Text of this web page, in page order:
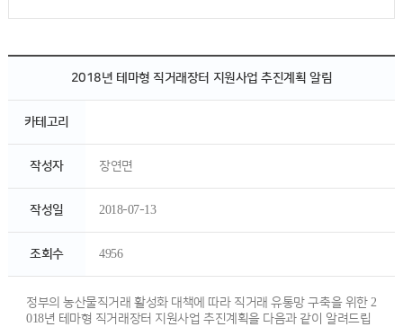
2018년 테마형 직거래장터 지원사업 추진계획 알림
카테고리
작성자 장연면
작성일 2018-07-13
조회수 4956
정부의 농산물직거래 활성화 대책에 따라 직거래 유통망 구축을 위한 2
018년 테마형 직거래장터 지원사업 추진계획을 다음과 같이 알려드립